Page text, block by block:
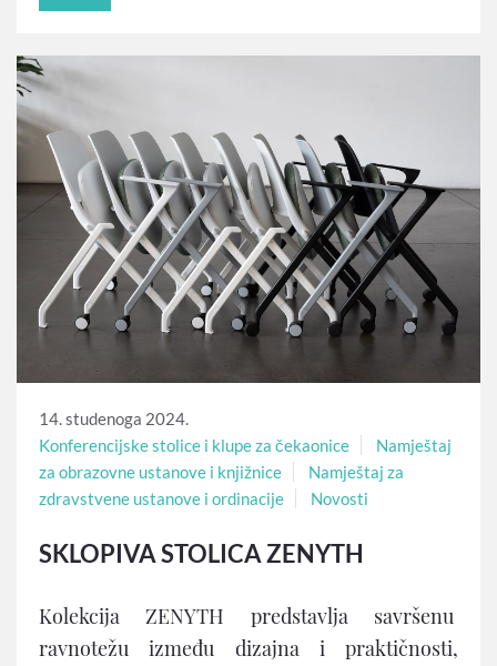
14. studenoga 2024.
Konferencijske stolice i klupe za čekaonice
Namještaj
za obrazovne ustanove i knjižnice
Namještaj za
zdravstvene ustanove i ordinacije
Novosti
SKLOPIVA STOLICA ZENYTH
Kolekcija ZENYTH predstavlja savršenu
ravnotežu između dizajna i praktičnosti,